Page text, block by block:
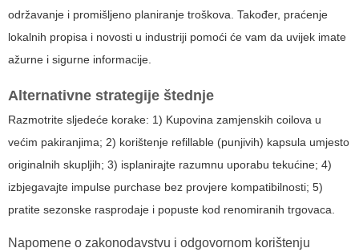
održavanje i promišljeno planiranje troškova. Također, praćenje
lokalnih propisa i novosti u industriji pomoći će vam da uvijek imate
ažurne i sigurne informacije.
Alternativne strategije štednje
Razmotrite sljedeće korake: 1) Kupovina zamjenskih coilova u
većim pakiranjima; 2) korištenje refillable (punjivih) kapsula umjesto
originalnih skupljih; 3) isplanirajte razumnu uporabu tekućine; 4)
izbjegavajte impulse purchase bez provjere kompatibilnosti; 5)
pratite sezonske rasprodaje i popuste kod renomiranih trgovaca.
Napomene o zakonodavstvu i odgovornom korištenju